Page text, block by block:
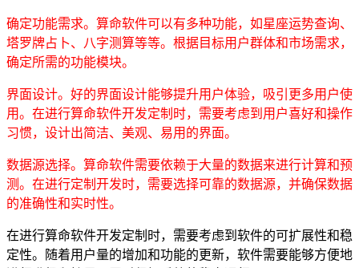
确定功能需求。算命软件可以有多种功能，如星座运势查询、
塔罗牌占卜、八字测算等等。根据目标用户群体和市场需求，
确定所需的功能模块。
界面设计。好的界面设计能够提升用户体验，吸引更多用户使
用。在进行算命软件开发定制时，需要考虑到用户喜好和操作
习惯，设计出简洁、美观、易用的界面。
数据源选择。算命软件需要依赖于大量的数据来进行计算和预
测。在进行定制开发时，需要选择可靠的数据源，并确保数据
的准确性和实时性。
在进行算命软件开发定制时，需要考虑到软件的可扩展性和稳
定性。随着用户量的增加和功能的更新，软件需要能够方便地